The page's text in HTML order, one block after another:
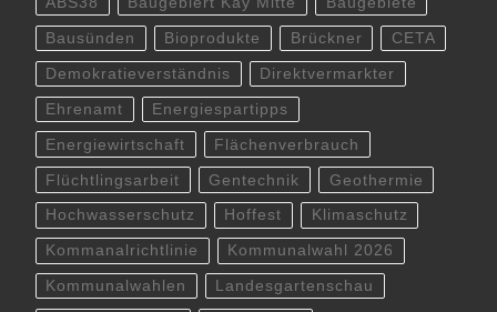
Bausünden Bioprodukte Brückner CETA
Demokratieverständnis Direktvermarkter
Ehrenamt Energiespartipps
Energiewirtschaft Flächenverbrauch
Flüchtlingsarbeit Gentechnik Geothermie
Hochwasserschutz Hoffest Klimaschutz
Kommanalrichtlinie Kommunalwahl 2026
Kommunalwahlen Landesgartenschau